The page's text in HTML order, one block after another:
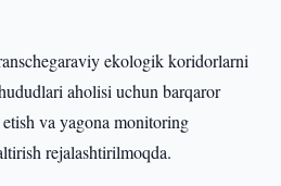
ekologik koridorlarni
aholisi uchun barqaror
va yagona monitoring
rejalashtirilmoqda.